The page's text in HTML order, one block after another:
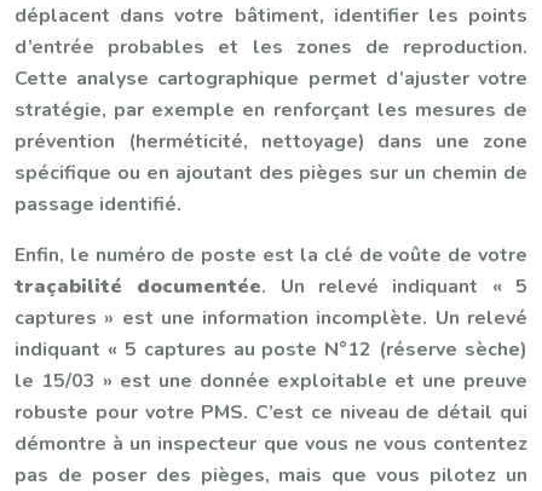
déplacent dans votre bâtiment, identifier les points
d’entrée probables et les zones de reproduction.
Cette analyse cartographique permet d’ajuster votre
stratégie, par exemple en renforçant les mesures de
prévention (herméticité, nettoyage) dans une zone
spécifique ou en ajoutant des pièges sur un chemin de
passage identifié.
Enfin, le numéro de poste est la clé de voûte de votre
traçabilité documentée. Un relevé indiquant « 5
captures » est une information incomplète. Un relevé
indiquant « 5 captures au poste N°12 (réserve sèche)
le 15/03 » est une donnée exploitable et une preuve
robuste pour votre PMS. C’est ce niveau de détail qui
démontre à un inspecteur que vous ne vous contentez
pas de poser des pièges, mais que vous pilotez un